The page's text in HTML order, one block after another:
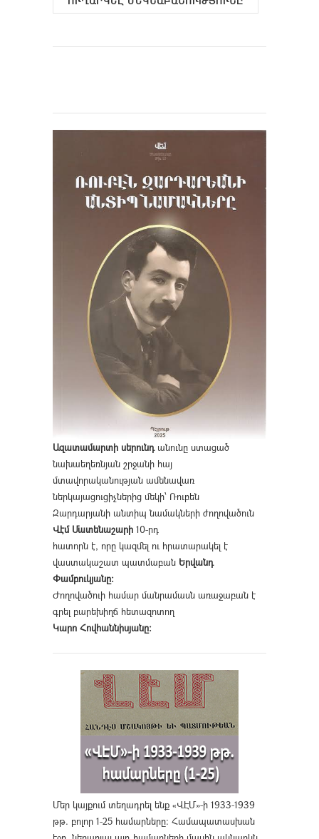
Ազատամարտի սերունդանունը ստացած
նախաեղեռնյան շրջանի հայ
մտավորականության ամենավառ
ներկայացուցիչներից մեկի՝ Ռուբեն
Զարդարյանի անտիպ նամակների ժողովածուն
Վէմ Մատենաշարի 10-րդ
հատորն է, որը կազմել ու հրատարակել է
վաստակաշատ պատմաբան Երվանդ
Փամբուկյանը։
Ժողովածուի համար մանրամասն առաջաբան է
գրել բարեխիղճ հետազոտող
Կարո Հովհաննիսյանը։
Մեր կայքում տեղադրել ենք «ՎԷՄ»-ի 1933-1939
թթ. բոլոր 1-25 համարները։ Համապատասխան